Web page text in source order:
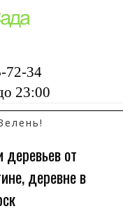
72-34
23:00
деревьев от
деревне в